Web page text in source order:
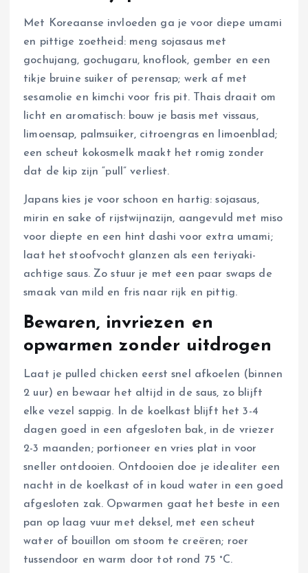
Met Koreaanse invloeden ga je voor diepe umami
en pittige zoetheid: meng sojasaus met
gochujang, gochugaru, knoflook, gember en een
tikje bruine suiker of perensap; werk af met
sesamolie en kimchi voor fris pit. Thais draait om
licht en aromatisch: bouw je basis met vissaus,
limoensap, palmsuiker, citroengras en limoenblad;
een scheut kokosmelk maakt het romig zonder
dat de kip zijn “pull” verliest.
Japans kies je voor schoon en hartig: sojasaus,
mirin en sake of rijstwijnazijn, aangevuld met miso
voor diepte en een hint dashi voor extra umami;
laat het stoofvocht glanzen als een teriyaki-
achtige saus. Zo stuur je met een paar swaps de
smaak van mild en fris naar rijk en pittig.
Bewaren, invriezen en
opwarmen zonder uitdrogen
Laat je pulled chicken eerst snel afkoelen (binnen
2 uur) en bewaar het altijd in de saus, zo blijft
elke vezel sappig. In de koelkast blijft het 3-4
dagen goed in een afgesloten bak, in de vriezer
2-3 maanden; portioneer en vries plat in voor
sneller ontdooien. Ontdooien doe je idealiter een
nacht in de koelkast of in koud water in een goed
afgesloten zak. Opwarmen gaat het beste in een
pan op laag vuur met deksel, met een scheut
water of bouillon om stoom te creëren; roer
tussendoor en warm door tot rond 75 °C.